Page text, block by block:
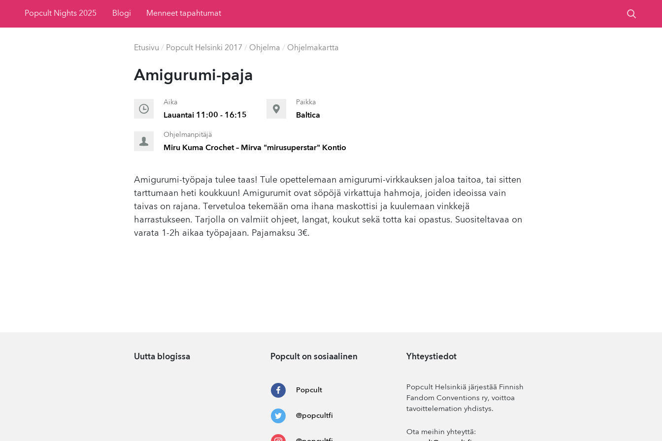
Popcult Nights 2025 Blogi Menneet tapahtumat
Etusivu / Popcult Helsinki 2017 / Ohjelma / Ohjelmakartta
Amigurumi-paja
Aika
Lauantai 11:00 - 16:15
Paikka
Baltica
Ohjelmanpitäjä
Miru Kuma Crochet – Mirva "mirusuperstar" Kontio
Amigurumi-työpaja tulee taas! Tule opettelemaan amigurumi-virkkauksen jaloa taitoa, tai sitten
tarttumaan heti koukkuun! Amigurumit ovat söpöjä virkattuja hahmoja, joiden ideoissa vain
taivas on rajana. Tervetuloa tekemään oma ihana maskottisi ja kuulemaan vinkkejä
harrastukseen. Tarjolla on valmiit ohjeet, langat, koukut sekä totta kai opastus. Suositeltavaa on
varata 1-2h aikaa työpajaan. Pajamaksu 3€.
Uutta blogissa Popcult on sosiaalinen
Popcult
@popcultfi
Yhteystiedot
Popcult Helsinkiä järjestää Finnish
Fandom Conventions ry, voittoa
tavoittelemation yhdistys.
Ota meihin yhteyttä: